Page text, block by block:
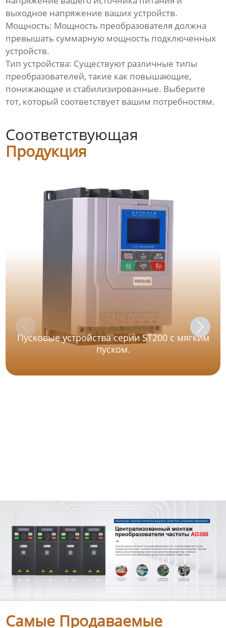
выходное напряжение ваших устройств.
Мощность: Мощность преобразователя должна
превышать суммарную мощность подключенных
устройств.
Тип устройства: Существуют различные типы
преобразователей, такие как повышающие,
понижающие и стабилизированные. Выберите
тот, который соответствует вашим потребностям.
Соответствующая
Продукция
Пусковые устройства серии ST200 с мягким
пуском.
Самые Продаваемые